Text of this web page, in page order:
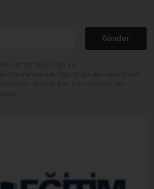
Gönder